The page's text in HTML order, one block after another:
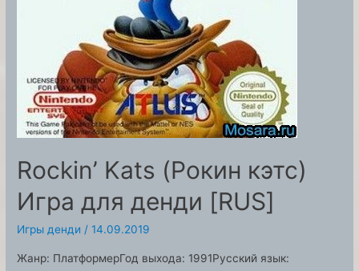
Rockin’ Kats (Рокин кэтс)
Игра для денди [RUS]
Игры денди /14.09.2019
Жанр: ПлатформерГод выхода: 1991Русский язык: